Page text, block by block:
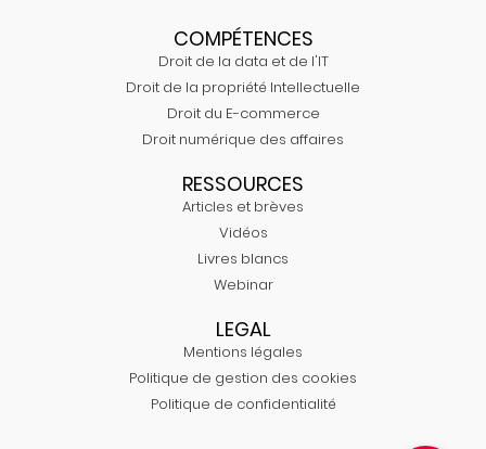
COMPÉTENCES
Droit de la data et de l'IT
Droit de la propriété Intellectuelle
Droit du E-commerce
Droit numérique des affaires
RESSOURCES
Articles et brèves
Vidéos
Livres blancs
Webinar
LEGAL
Mentions légales
Politique de gestion des cookies
Politique de confidentialité